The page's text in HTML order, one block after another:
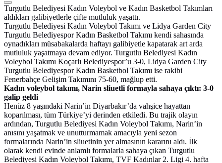
Turgutlu Belediyesi Kadın Voleybol ve Kadın Basketbol Takımları
aldıkları galibiyetlerle çifte mutluluk yaşattı.
Turgutlu Belediyesi Kadın Voleybol Takımı ve Lidya Garden City
Turgutlu Belediyespor Kadın Basketbol Takımı kendi sahasında
oynadıkları müsabakalarda haftayı galibiyetle kapatarak art arda
mutluluk yaşatmaya devam ediyor. Turgutlu Belediyesi Kadın
Voleybol Takımı Koçarlı Belediyespor’u 3-0, Lidya Garden City
Turgutlu Belediyespor Kadın Basketbol Takımı ise rakibi
Fenerbahçe Gelişim Takımını 75-60, mağlup etti.
Kadın voleybol takımı, Narin sliuetli formayla sahaya çıktı: 3-0
galip geldi
Henüz 8 yaşındaki Narin’in Diyarbakır’da vahşice hayattan
koparılması, tüm Türkiye’yi derinden etkiledi. Bu trajik olayın
ardından, Turgutlu Belediyesi Kadın Voleybol Takımı, Narin’in
anısını yaşatmak ve unutturmamak amacıyla yeni sezon
formalarında Narin’in sliuetinin yer almasının kararını aldı. İlk
olarak kendi evinde anlamlı formalarla sahaya çıkan Turgutlu
Belediyesi Kadın Voleybol Takımı, TVF Kadınlar 2. Ligi 4. hafta